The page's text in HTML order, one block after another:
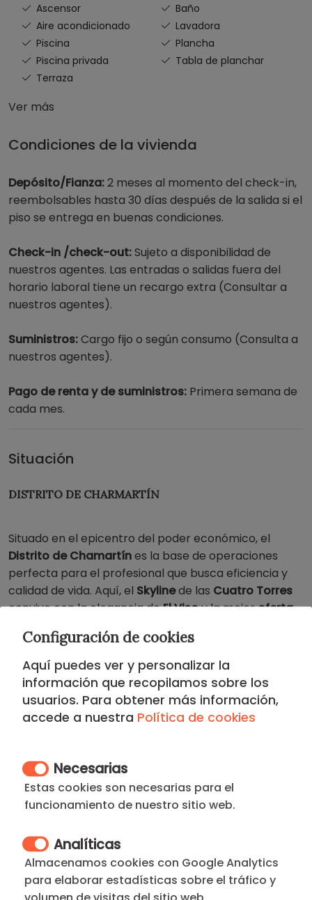
Ascensor
Aire acondicionado
Piscina
Piscina privada
Terraza
Baño
Lavadora
Plancha
Tabla de planchar
Ver más
Condiciones de la vivienda
Depósito/Fianza:2 meses al momento del check-in,
reembolsables hasta 30 días después de la salida si el
piso se entrega en buenas condiciones.
Check-in /check-out:Sujeto a disponibilidad de
nuestros agentes. Las entradas o salidas fuera del
horario laboral tiene un recargo extra (Consultar a
nuestros agentes).
Suministros:Cargo fijo o según consumo (Consulta a
nuestros agentes).
Pago de renta y de suministros: Primera semana de
cada mes.
Situación
DISTRITO DE CHARMARTÍN
Situado en el epicentro del poder económico, el
Distrito de Chamartínes la base de operaciones
perfecta para el profesional que busca eficiencia y
calidad de vida. Aquí, el Skylinede las Cuatro Torres
convive con la elegancia deEl Visoy la mejoroferta
Estarás a un paso del Auditorio Nacional de Música
de una selección gastronómica de primer nivel,
además de contar con la conectividad total que
ofrece la estación de Chamartín y eleje Castellana
¿Necesitas optimizar tu búsqueda? Explore otros
apartamentos en Chamartín, localice su alquiler por
un mes o reserveapartamentos de corta estancia
nuestra
selección premium de apartamentos de
corta estancia.
Configuración de cookies
Aquí puedes ver y personalizar la
información que recopilamos sobre los
usuarios. Para obtener más información,
accede a nuestra Política de cookies
Necesarias
Estas cookies son necesarias para el
funcionamiento de nuestro sitio web.
Analíticas
Almacenamos cookies con Google Analytics
para elaborar estadísticas sobre el tráfico y